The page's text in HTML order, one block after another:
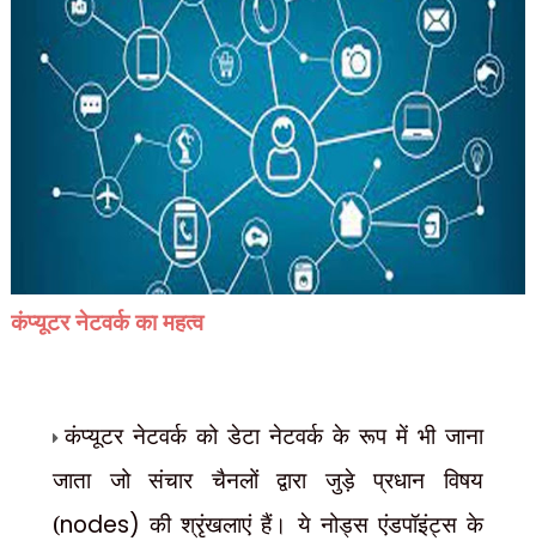
कंप्यूटर नेटवर्क का महत्व
कंप्यूटर नेटवर्क को डेटा नेटवर्क के रूप में भी जाना
जाता जो संचार चैनलों द्वारा जुड़े प्रधान विषय
(nodes)की श्रृंखलाएं हैं। ये नोड्स एंडपॉइंट्स के